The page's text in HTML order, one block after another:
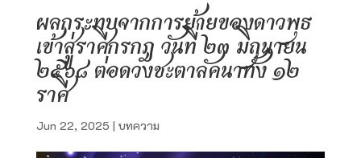
ผลกระทบจากการย้ายของดาวพุธ
เข้าสู่ราศีกรกฎ วันที่ ๒๓ มิถุนายน
๒๕๖๘ ต่อดวงชะตาลัคนาทั้ง ๑๒
ราศี
Jun 22, 2025 | บทความ